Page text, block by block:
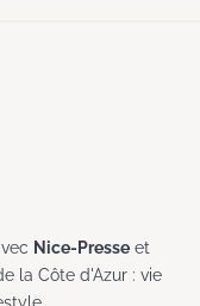
Nice-Presse et
la Côte d'Azur : vie